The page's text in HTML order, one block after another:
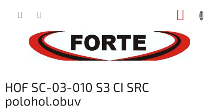
HOF SC-03-010 S3 CI SRC
polohol.obuv